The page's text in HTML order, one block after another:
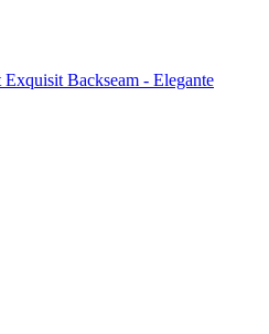
Backseam - Elegante